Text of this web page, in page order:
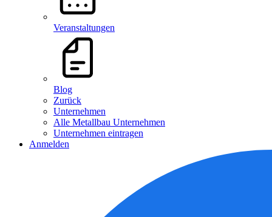
Veranstaltungen
Blog
Zurück
Unternehmen
Alle Metallbau Unternehmen
Unternehmen eintragen
Anmelden